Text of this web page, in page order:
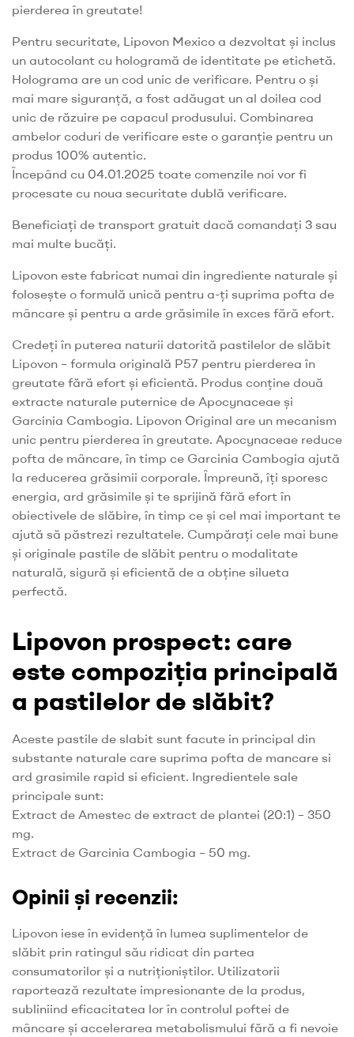
pierderea în greutate!
Pentru securitate, Lipovon Mexico a dezvoltat și inclus
un autocolant cu hologramă de identitate pe etichetă.
Holograma are un cod unic de verificare. Pentru o și
mai mare siguranță, a fost adăugat un al doilea cod
unic de răzuire pe capacul produsului. Combinarea
ambelor coduri de verificare este o garanție pentru un
produs 100% autentic.
Începând cu 04.01.2025 toate comenzile noi vor fi
procesate cu noua securitate dublă verificare.
Beneficiați de transport gratuit dacă comandați 3 sau
mai multe bucăți.
Lipovon este fabricat numai din ingrediente naturale și
folosește o formulă unică pentru a-ți suprima pofta de
mâncare și pentru a arde grăsimile în exces fără efort.
Credeți în puterea naturii datorită pastilelor de slăbit
Lipovon – formula originală P57 pentru pierderea în
greutate fără efort și eficientă. Produs conține două
extracte naturale puternice de Apocynaceae și
Garcinia Cambogia. Lipovon Original are un mecanism
unic pentru pierderea în greutate. Apocynaceae reduce
pofta de mâncare, în timp ce Garcinia Cambogia ajută
la reducerea grăsimii corporale. Împreună, îți sporesc
energia, ard grăsimile și te sprijină fără efort în
obiectivele de slăbire, în timp ce și cel mai important te
ajută să păstrezi rezultatele. Cumpărați cele mai bune
și originale pastile de slăbit pentru o modalitate
naturală, sigură și eficientă de a obține silueta
perfectă.
Lipovon prospect: care
este compoziția principală
a pastilelor de slăbit?
Aceste pastile de slabit sunt facute in principal din
substante naturale care suprima pofta de mancare si
ard grasimile rapid si eficient. Ingredientele sale
principale sunt:
Extract de Amestec de extract de plantei (20:1) – 350
mg.
Extract de Garcinia Cambogia – 50 mg.
Opinii și recenzii:
Lipovon iese în evidență în lumea suplimentelor de
slăbit prin ratingul său ridicat din partea
consumatorilor și a nutriționiștilor. Utilizatorii
raportează rezultate impresionante de la produs,
subliniind eficacitatea lor în controlul poftei de
mâncare și accelerarea metabolismului fără a fi nevoie